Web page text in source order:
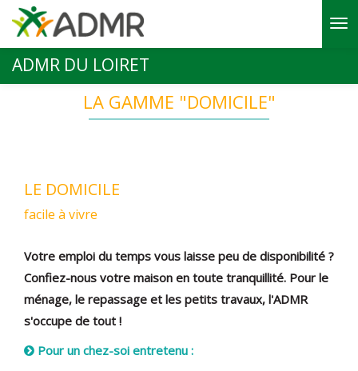
Aller au contenu principal
ADMR DU LOIRET
LA GAMME "DOMICILE"
LE DOMICILE
facile à vivre
Votre emploi du temps vous laisse peu de disponibilité ?
Confiez-nous votre maison en toute tranquillité. Pour le
ménage, le repassage et les petits travaux, l'ADMR
s'occupe de tout !
Pour un chez-soi entretenu :